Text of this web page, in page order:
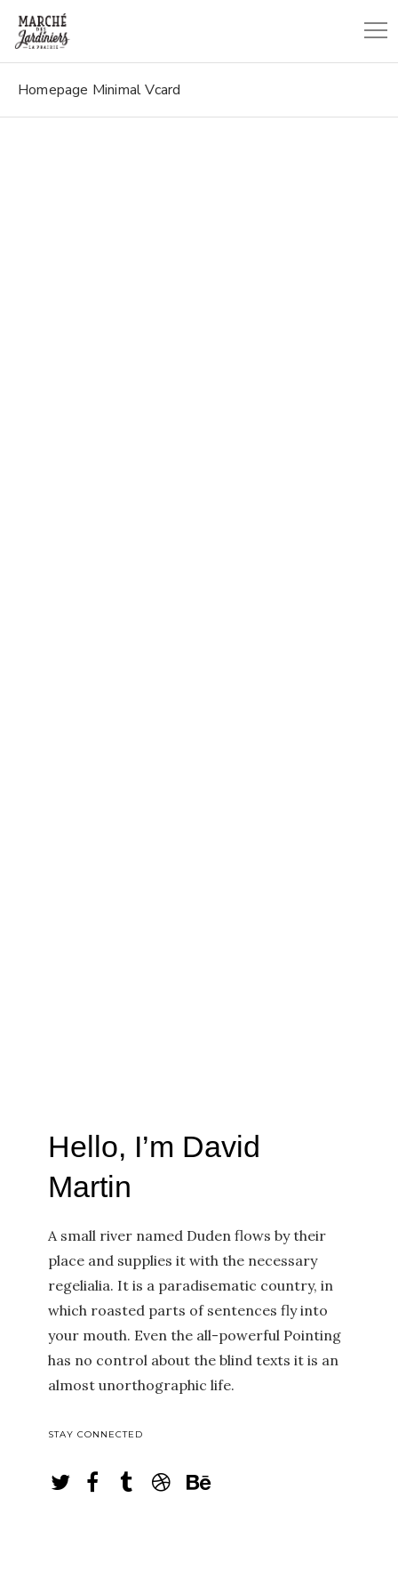
Homepage Minimal Vcard
Hello, I’m David
Martin
A small river named Duden flows by their
place and supplies it with the necessary
regelialia. It is a paradisematic country, in
which roasted parts of sentences fly into
your mouth. Even the all-powerful Pointing
has no control about the blind texts it is an
almost unorthographic life.
STAY CONNECTED